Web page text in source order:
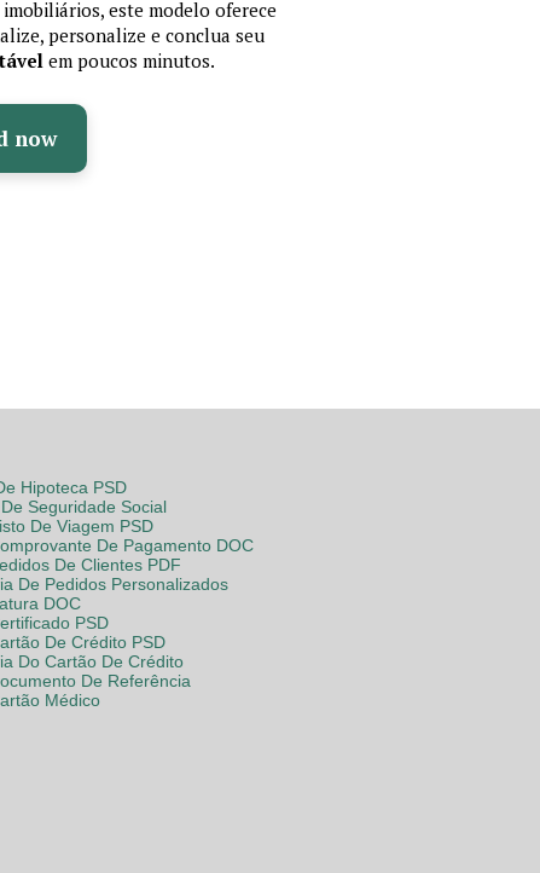
este modelo oferece
personalize e conclua seu
em poucos minutos.
now
Hipoteca PSD
Seguridade Social
De Viagem PSD
De Pagamento DOC
De Clientes PDF
De Pedidos Personalizados
DOC
PSD
De Crédito PSD
Do Cartão De Crédito
De Referência
Médico